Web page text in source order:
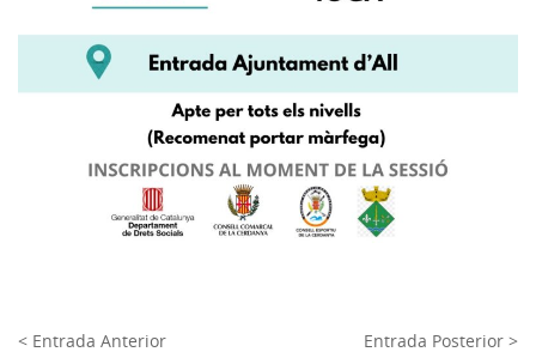
< Entrada Anterior Entrada Posterior >